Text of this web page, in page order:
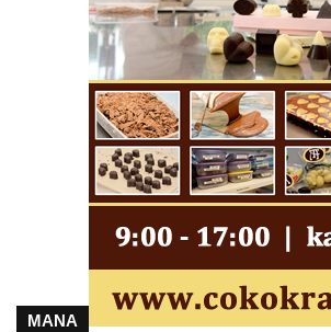
Frýdlantu
Centrální kříž hřbitova ve Sloupu v Čechách
Kříž u koryta náhonu na Chřibské Kamenici
Kříž na Strážném vrchu v Rumburku
Kříž poblíž Ovčího mostu u Tisové
Kříž u kaple svatých Cyrila a Metoděje v
Kříž naproti domu čp. 34 v Kunraticích u
MANA